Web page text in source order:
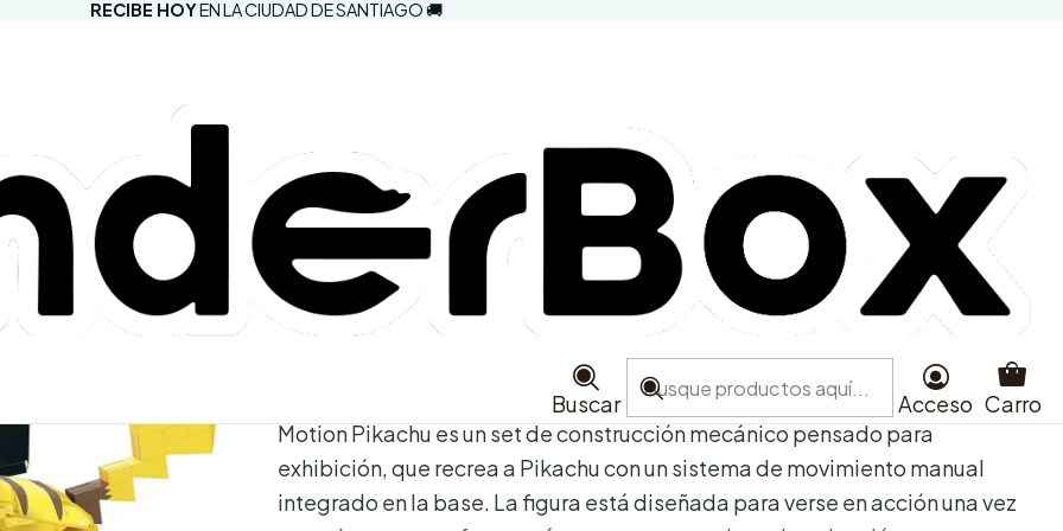
RECIBE HOYEN LA CIUDAD DE SANTIAGO 🚚
Buscar Acceso Carro
Agregar al Carro
Comprar ahora
Agregar a la lista de favoritos
Mostrar stock de ubicaciones
Motion Pikachu es un set de construcción mecánico pensado para
exhibición, que recrea a Pikachu con un sistema de movimiento manual
integrado en la base. La figura está diseñada para verse en acción una vez